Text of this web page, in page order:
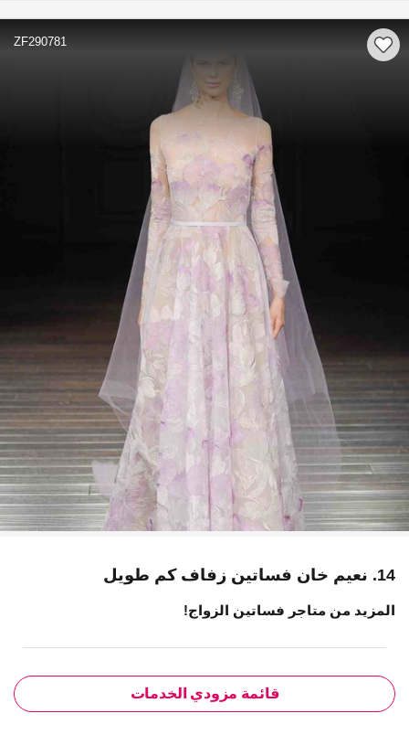
ZF290781
14. نعيم خان فساتين زفاف كم طويل
المزيد من متاجر فساتين الزواج!
قائمة مزودي الخدمات